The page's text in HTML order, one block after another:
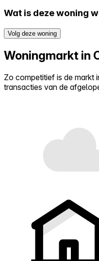
Wat is deze woning
Volg deze woning
Woningmarkt in
Zo competitief is de markt
transacties van de